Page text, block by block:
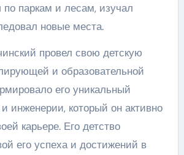
по паркам и лесам, изучал
новые места.
провел свою детскую
и образовательной
его уникальный
инженерии, который он активно
карьере. Его детство
его успеха и достижений в